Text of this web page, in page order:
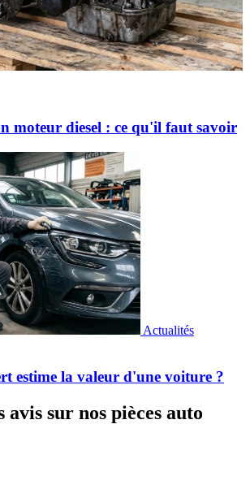
moteur diesel : ce qu'il faut savoir
Actualités
estime la valeur d'une voiture ?
sur nos pièces auto